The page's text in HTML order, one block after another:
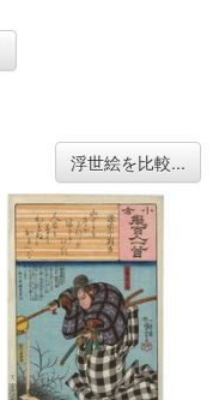
浮世絵を比較...